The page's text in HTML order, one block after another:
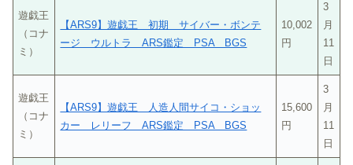
遊戯王
（コナ
ミ）
【ARS9】遊戯王 初期 サイバー・ボンテ
ージ ウルトラ ARS鑑定 PSA BGS
10,002
円
3
月
11
日
遊戯王
（コナ
ミ）
【ARS9】遊戯王 人造人間サイコ・ショッ
カー レリーフ ARS鑑定 PSA BGS
15,600
円
3
月
11
日